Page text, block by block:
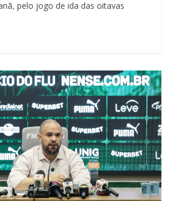
pelo jogo de ida das oitavas